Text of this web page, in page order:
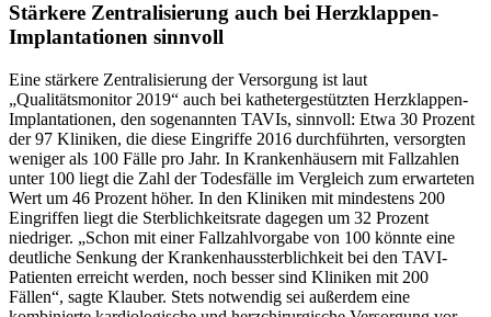
Stärkere Zentralisierung auch bei Herzklappen-
Implantationen sinnvoll
Eine stärkere Zentralisierung der Versorgung ist laut
„Qualitätsmonitor 2019“ auch bei kathetergestützten Herzklappen-
Implantationen, den sogenannten TAVIs, sinnvoll: Etwa 30 Prozent
der 97 Kliniken, die diese Eingriffe 2016 durchführten, versorgten
weniger als 100 Fälle pro Jahr. In Krankenhäusern mit Fallzahlen
unter 100 liegt die Zahl der Todesfälle im Vergleich zum erwarteten
Wert um 46 Prozent höher. In den Kliniken mit mindestens 200
Eingriffen liegt die Sterblichkeitsrate dagegen um 32 Prozent
niedriger. „Schon mit einer Fallzahlvorgabe von 100 könnte eine
deutliche Senkung der Krankenhaussterblichkeit bei den TAVI-
Patienten erreicht werden, noch besser sind Kliniken mit 200
Fällen“, sagte Klauber. Stets notwendig sei außerdem eine